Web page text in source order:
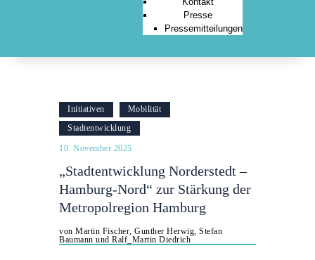
Presse
Pressemitteilungen
PRESSE
Initiativen
Mobilität
Stadtentwicklung
10. November 2025
„Stadtentwicklung Norderstedt –
Hamburg-Nord“ zur Stärkung der
Metropolregion Hamburg
von Martin Fischer, Gunther Herwig, Stefan
Baumann und Ralf_Martin Diedrich